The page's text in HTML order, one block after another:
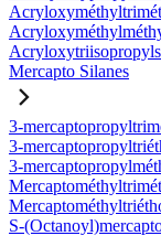
Mercapto Silanes
3-
3-
3-
S-